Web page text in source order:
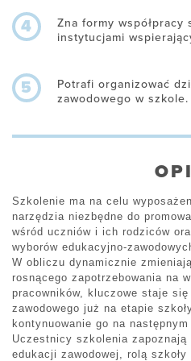
4
Zna formy współpracy
instytucjami
5
Potrafi organizować
zawodowego w szkole.
Szkolenie ma na celu
narzędzia niezbędne do
wśród uczniów i ich rodziców
wyborów edukacyjno-
W obliczu dynamicznie
rosnącego zapotrzebowania na
pracowników, kluczowe staje
zawodowego już na etapie
kontynuowanie go na
Uczestnicy szkolenia
edukacji zawodowej, rolą